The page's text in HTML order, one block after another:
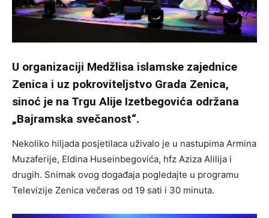
U organizaciji Medžlisa islamske zajednice
Zenica i uz pokroviteljstvo Grada Zenica,
sinoć je na Trgu Alije Izetbegovića održana
„Bajramska svečanost“.
Nekoliko hiljada posjetilaca uživalo je u nastupima Armina
Muzaferije, Eldina Huseinbegovića, hfz Aziza Alilija i
drugih. Snimak ovog događaja pogledajte u programu
Televizije Zenica večeras od 19 sati i 30 minuta.